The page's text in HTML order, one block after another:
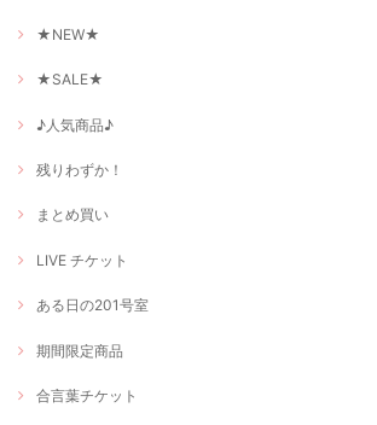
★NEW★
★SALE★
♪人気商品♪
残りわずか！
まとめ買い
LIVE チケット
ある日の201号室
期間限定商品
合言葉チケット